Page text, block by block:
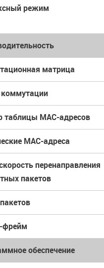
режим
матрица
таблицы МАС-адресов
MAC-адреса
перенаправления
пакетов
фрейм
обеспечение